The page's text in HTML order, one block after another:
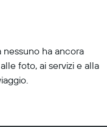
ha ancora
foto, ai servizi e alla